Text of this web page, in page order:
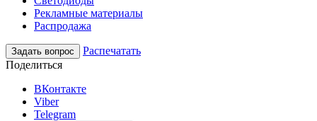
Рекламные материалы
Распродажа
Задать вопрос
Распечатать
Поделиться
ВКонтакте
Viber
Telegram